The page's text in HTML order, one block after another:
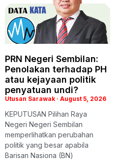
PRN Negeri Sembilan:
Penolakan terhadap PH
atau kejayaan politik
penyatuan undi?
Utusan Sarawak August 5, 2026
KEPUTUSAN Pilihan Raya
Negeri Negeri Sembilan
memperlihatkan perubahan
politik yang besar apabila
Barisan Nasiona (BN)